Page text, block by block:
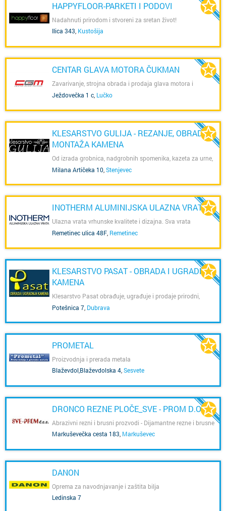
HAPPYFLOOR-PARKETI I PODOVI
Nadahnuti prirodom i stvoreni za sretan život!
Ilica 343 Kustošija
CENTAR GLAVA MOTORA ČUKMAN
Zavarivanje, strojna obrada i prodaja glava motora i
prodaja turbopunjaća
Ježdovečka 1 c Lučko
KLESARSTVO GULIJA - REZANJE, OBRADA I
MONTAŽA KAMENA
Od izrada grobnica, nadgrobnih spomenika, kazeta za urne,
interijera (klupčice, stepenice, marmete) i eksterijera
Milana Artičeka 10 Stenjevec
INOTHERM ALUMINIJSKA ULAZNA VRATA
Ulazna vrata vrhunske kvalitete i dizajna. Sva vrata
izrađujemo po narudžbi kupca.
Remetinec ulica 48F Remetinec
KLESARSTVO PASAT - OBRADA I UGRADNJA
KAMENA
Klesarstvo Pasat obrađuje, ugrađuje i prodaje prirodni,
umjetni i kompozitni kamen. Uz različite vrste mramora,
vapnenca i granita, zastupa i talijansku tvrtku Quarella.
Potešnica 7 Dubrava
PROMETAL
Proizvodnja i prerada metala
Blaževdol,Blaževdolska 4 Sesvete
DRONCO REZNE PLOČE_SVE - PROM D.O.O.
Abrazivni rezni i brusni prozvodi - Dijamantne rezne i brusne
ploče - Brusne četke - Svrdla
Markuševečka cesta 183, Markuševec
DANON
Oprema za navodnjavanje i zaštita bilja
Ledinska 7